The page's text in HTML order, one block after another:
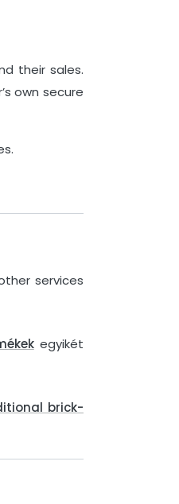
their sales.
own secure
services
egyikét
brick-